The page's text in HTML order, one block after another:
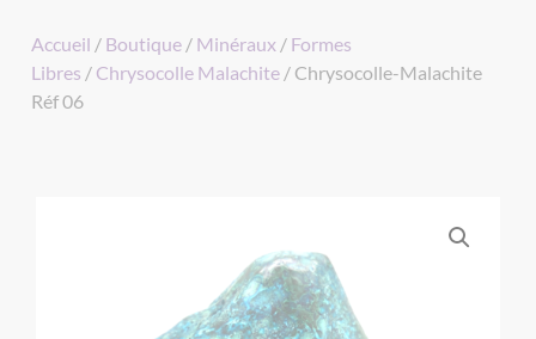
Accueil / Boutique / Minéraux / Formes
Libres / Chrysocolle Malachite / Chrysocolle-Malachite
Réf 06